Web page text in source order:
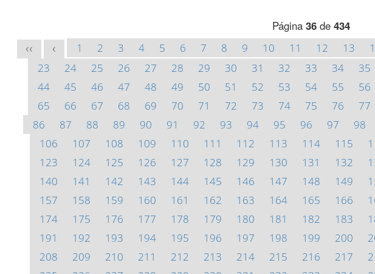
Página 36 de 434
<< < 1 2 3 4 5 6 7 8 9 10 11 12 13
23
24 25 26 27 28 29 30 31 32 33 34 35
44
45 46 47 48 49 50 51 52 53 54 55 56
65
66 67 68 69 70 71 72 73 74 75 76 77
86
87 88 89 90 91 92 93 94 95 96 97 98
106
107 108 109 110 111 112 113 114 115
123
124 125 126 127 128 129 130 131 132
140
141 142 143 144 145 146 147 148 149
157
158 159 160 161 162 163 164 165 166
174
175 176 177 178 179 180 181 182 183
191
192 193 194 195 196 197 198 199 200
208
209 210 211 212 213 214 215 216 217